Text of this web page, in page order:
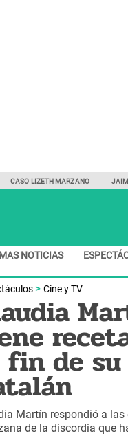
CASO LIZETH MARZANO
NOTICIAS
Cine y TV
de su
Martín respondió a
de la discordia que